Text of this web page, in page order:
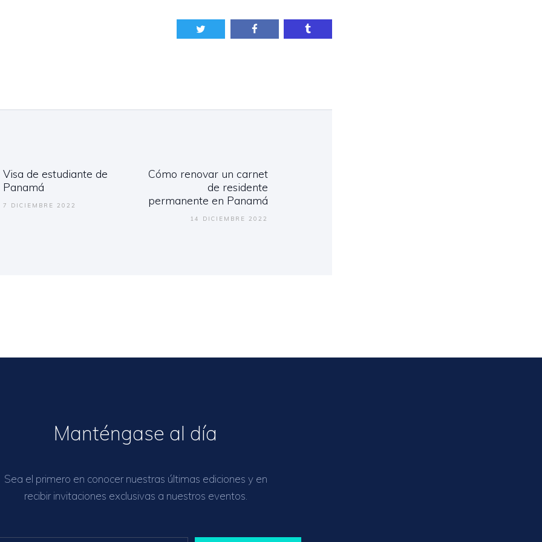
Previous
post:
Visa de estudiante de
Panamá
7 DICIEMBRE 2022
Next
Cómo renovar un carnet
de residente
permanente en Panamá
14 DICIEMBRE 2022
Manténgase al día
Sea el primero en conocer nuestras últimas ediciones y en
recibir invitaciones exclusivas a nuestros eventos.